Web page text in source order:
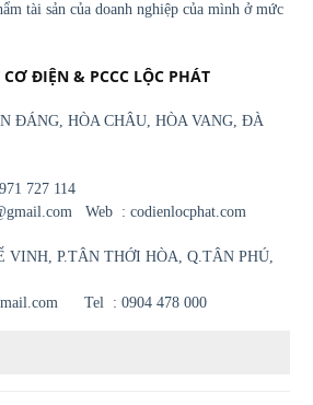
tài sản của doanh nghiệp của mình ở mức
ĐIỆN & PCCC LỘC PHÁT
ĐÁNG, HÒA CHÂU, HÒA VANG, ĐÀ
727 114
Web : codienlocphat.com
VINH, P.TÂN THỚI HÒA, Q.TÂN PHÚ,
Tel : 0904 478 000